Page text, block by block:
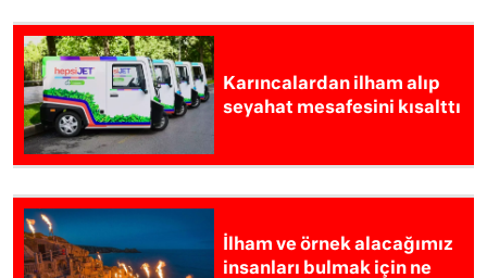
Karıncalardan ilham alıp
seyahat mesafesini kısalttı
İlham ve örnek alacağımız
insanları bulmak için ne